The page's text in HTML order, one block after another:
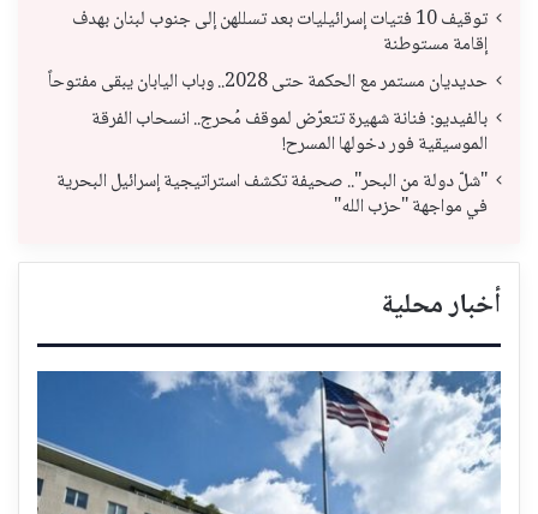
توقيف 10 فتيات إسرائيليات بعد تسللهن إلى جنوب لبنان بهدف
إقامة مستوطنة
حديديان مستمر مع الحكمة حتى 2028.. وباب اليابان يبقى مفتوحاً
بالفيديو: فنانة شهيرة تتعرّض لموقف مُحرج.. انسحاب الفرقة
الموسيقية فور دخولها المسرح!
"شلّ دولة من البحر".. صحيفة تكشف استراتيجية إسرائيل البحرية
في مواجهة "حزب الله"
أخبار محلية